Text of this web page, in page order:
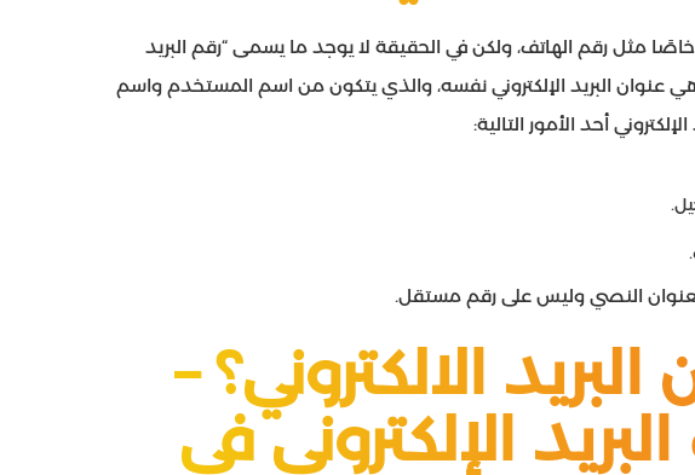
خاصًا مثل رقم الهاتف، ولكن في الحقيقة لا يوجد ما يسمى “رقم البريد
هي عنوان البريد الإلكتروني نفسه، والذي يتكون من اسم المستخدم واسم
أحد الأمور التالية:
العنوان النصي وليس على رقم مستقل.
الالكتروني؟ –
الإلكتروني في